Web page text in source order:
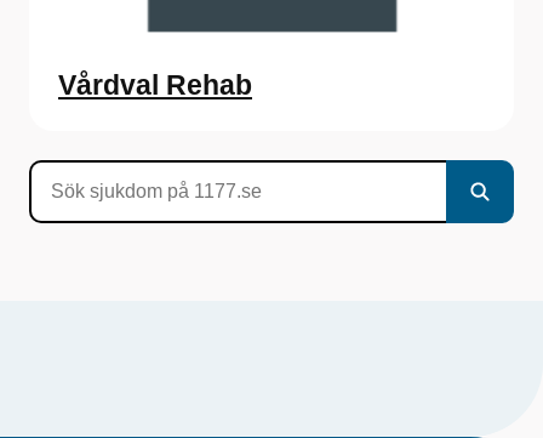
Vårdval Rehab